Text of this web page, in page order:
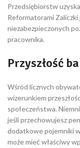
Przedsiębiorstw
Reformatorami
niezabezpieczonych
pracownika.
Przyszłość
Wśród licznych
wizerunkiem
społeczeństwa.
jeśli przechowujesz
dodatkowe pojemniki
może mieć właściwy